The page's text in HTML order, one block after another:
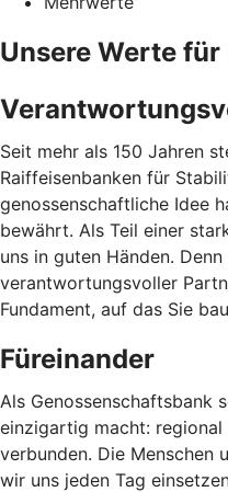
Unsere Werte
Seit mehr als 150 Jahren
Raiffeisenbanken für
genossenschaftliche Idee
bewährt. Als Teil einer
uns in guten Händen.
verantwortungsvoller
Fundament, auf das Sie
Füreinander
Als Genossenschaftsbank
einzigartig macht:
verbunden. Die Menschen
wir uns jeden Tag